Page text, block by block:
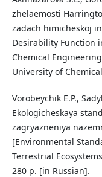
zhelaemosti
zadach himicheskoj
Desirability Function
Chemical
University of
Vorobeychik E.P.,
Ekologicheskaya
zagryazneniya
[Environmental
Terrestrial
280 p. [in Russian].